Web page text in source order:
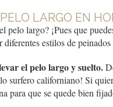
LARGO EN
pelo largo? ¡Pues que
estilos de
el pelo largo y suelto.
surfero californiano! Si
para que se quede bien